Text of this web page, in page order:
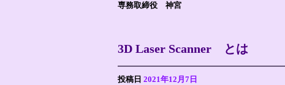
専務取締役 神宮
3D Laser Scanner とは
投稿日 2021年12月7日